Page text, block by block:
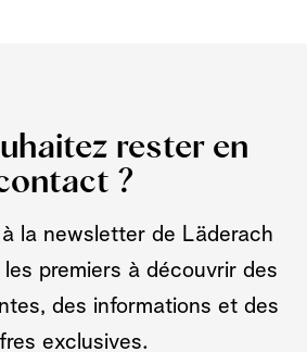
rester en
?
la newsletter de Läderach
premiers à découvrir des
des informations et des
exclusives.